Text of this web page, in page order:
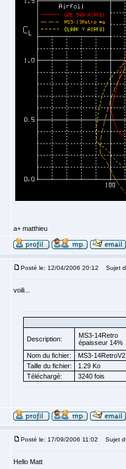
a+ matthieu
Posté le: 12/04/2006 20:12 Sujet
voili...
Description:
MS3-14Retro
épaisseur 14%
Nom du fichier:
MS3-
Taille du fichier:
1.29 Ko
Téléchargé:
3240 fois
Posté le: 17/09/2006 11:02 Sujet
Hello Matt